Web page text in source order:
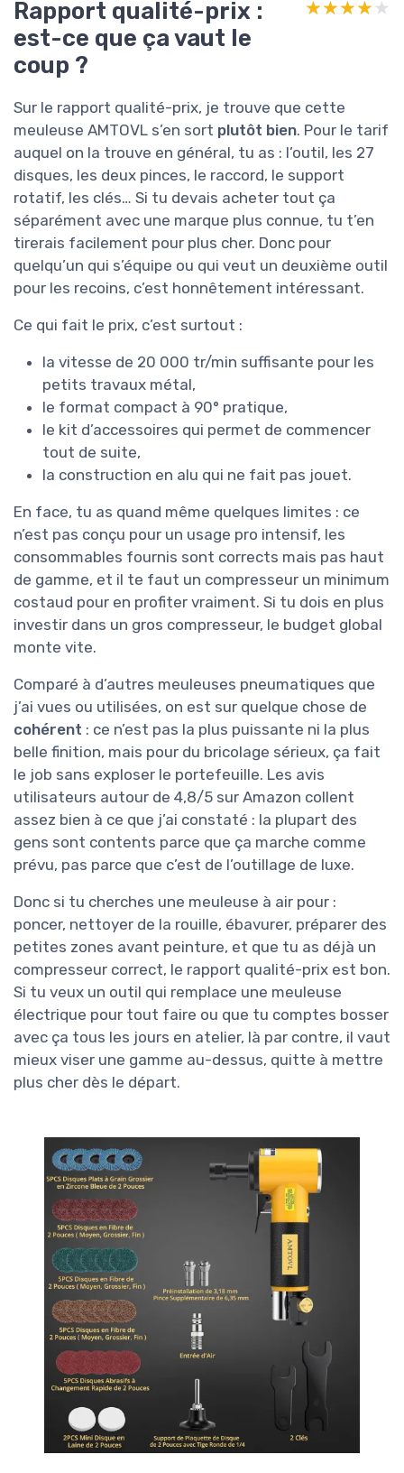
Rapport qualité-prix :
est-ce que ça vaut le
coup ?
★★★★★
★★★★★
Sur le rapport qualité-prix, je trouve que cette
meuleuse AMTOVL s’en sort plutôt bien. Pour le tarif
auquel on la trouve en général, tu as : l’outil, les 27
disques, les deux pinces, le raccord, le support
rotatif, les clés… Si tu devais acheter tout ça
séparément avec une marque plus connue, tu t’en
tirerais facilement pour plus cher. Donc pour
quelqu’un qui s’équipe ou qui veut un deuxième outil
pour les recoins, c’est honnêtement intéressant.
Ce qui fait le prix, c’est surtout :
la vitesse de 20 000 tr/min suffisante pour les
petits travaux métal,
le format compact à 90° pratique,
le kit d’accessoires qui permet de commencer
tout de suite,
la construction en alu qui ne fait pas jouet.
En face, tu as quand même quelques limites : ce
n’est pas conçu pour un usage pro intensif, les
consommables fournis sont corrects mais pas haut
de gamme, et il te faut un compresseur un minimum
costaud pour en profiter vraiment. Si tu dois en plus
investir dans un gros compresseur, le budget global
monte vite.
Comparé à d’autres meuleuses pneumatiques que
j’ai vues ou utilisées, on est sur quelque chose de
cohérent : ce n’est pas la plus puissante ni la plus
belle finition, mais pour du bricolage sérieux, ça fait
le job sans exploser le portefeuille. Les avis
utilisateurs autour de 4,8/5 sur Amazon collent
assez bien à ce que j’ai constaté : la plupart des
gens sont contents parce que ça marche comme
prévu, pas parce que c’est de l’outillage de luxe.
Donc si tu cherches une meuleuse à air pour :
poncer, nettoyer de la rouille, ébavurer, préparer des
petites zones avant peinture, et que tu as déjà un
compresseur correct, le rapport qualité-prix est bon.
Si tu veux un outil qui remplace une meuleuse
électrique pour tout faire ou que tu comptes bosser
avec ça tous les jours en atelier, là par contre, il vaut
mieux viser une gamme au-dessus, quitte à mettre
plus cher dès le départ.